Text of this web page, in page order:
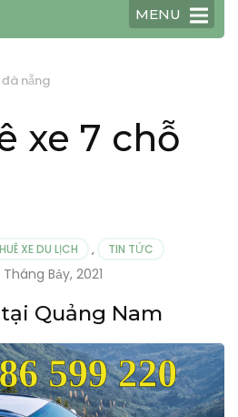
MENU
đà nẵng
xe 7 chỗ
XE DU LỊCH , TIN TỨC
Tháng Bảy, 2021
Quảng Nam